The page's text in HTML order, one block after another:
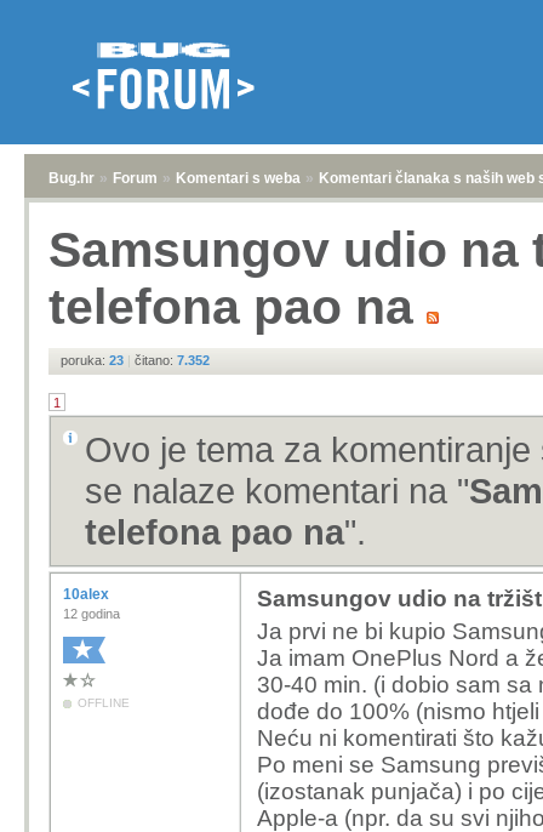
Bug.hr » Forum » Komentari s weba » Komentari članaka s naših web
Samsungov udio
telefona pao na
poruka: 23 | čitano: 7.352
1
Ovo je tema za
se nalaze komentari na "
telefona pao na".
10alex
12 godina
OFFLINE
Samsungov udio na
Ja prvi ne bi kupio
Ja imam OnePlus Nord a
30-40 min. (i dobio sam
dođe do 100% (nismo
Neću ni komentirati što
Po meni se Samsung
(izostanak punjača) i po
Apple-a (npr. da su svi